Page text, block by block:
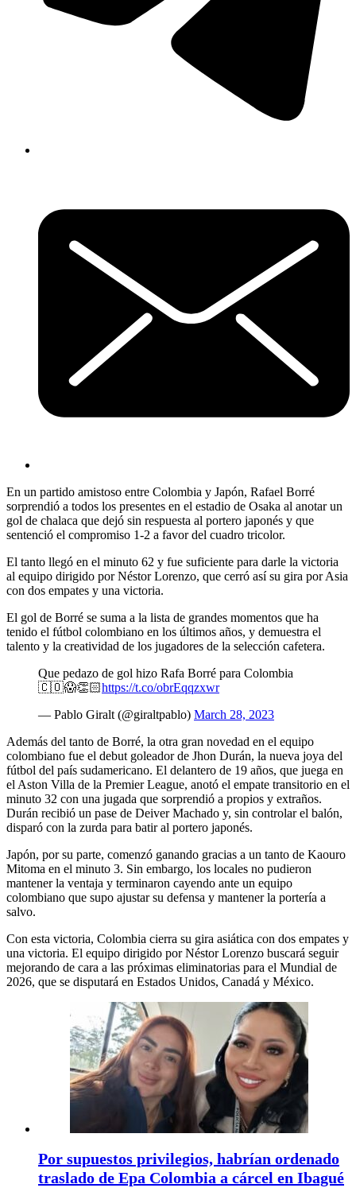
En un partido amistoso entre Colombia y Japón, Rafael Borré
sorprendió a todos los presentes en el estadio de Osaka al anotar un
gol de chalaca que dejó sin respuesta al portero japonés y que
sentenció el compromiso 1-2 a favor del cuadro tricolor.
El tanto llegó en el minuto 62 y fue suficiente para darle la victoria
al equipo dirigido por Néstor Lorenzo, que cerró así su gira por Asia
con dos empates y una victoria.
El gol de Borré se suma a la lista de grandes momentos que ha
tenido el fútbol colombiano en los últimos años, y demuestra el
talento y la creatividad de los jugadores de la selección cafetera.
Que pedazo de gol hizo Rafa Borré para Colombia
🇨🇴😱👏🏻https://t.co/obrEqqzxwr
— Pablo Giralt (@giraltpablo) March 28, 2023
Además del tanto de Borré, la otra gran novedad en el equipo
colombiano fue el debut goleador de Jhon Durán, la nueva joya del
fútbol del país sudamericano. El delantero de 19 años, que juega en
el Aston Villa de la Premier League, anotó el empate transitorio en el
minuto 32 con una jugada que sorprendió a propios y extraños.
Durán recibió un pase de Deiver Machado y, sin controlar el balón,
disparó con la zurda para batir al portero japonés.
Japón, por su parte, comenzó ganando gracias a un tanto de Kaouro
Mitoma en el minuto 3. Sin embargo, los locales no pudieron
mantener la ventaja y terminaron cayendo ante un equipo
colombiano que supo ajustar su defensa y mantener la portería a
salvo.
Con esta victoria, Colombia cierra su gira asiática con dos empates y
una victoria. El equipo dirigido por Néstor Lorenzo buscará seguir
mejorando de cara a las próximas eliminatorias para el Mundial de
2026, que se disputará en Estados Unidos, Canadá y México.
Por supuestos privilegios, habrían ordenado
traslado de Epa Colombia a cárcel en Ibagué